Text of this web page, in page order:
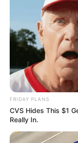
FRIDAY PLANS
CVS Hides This $1
Really In.